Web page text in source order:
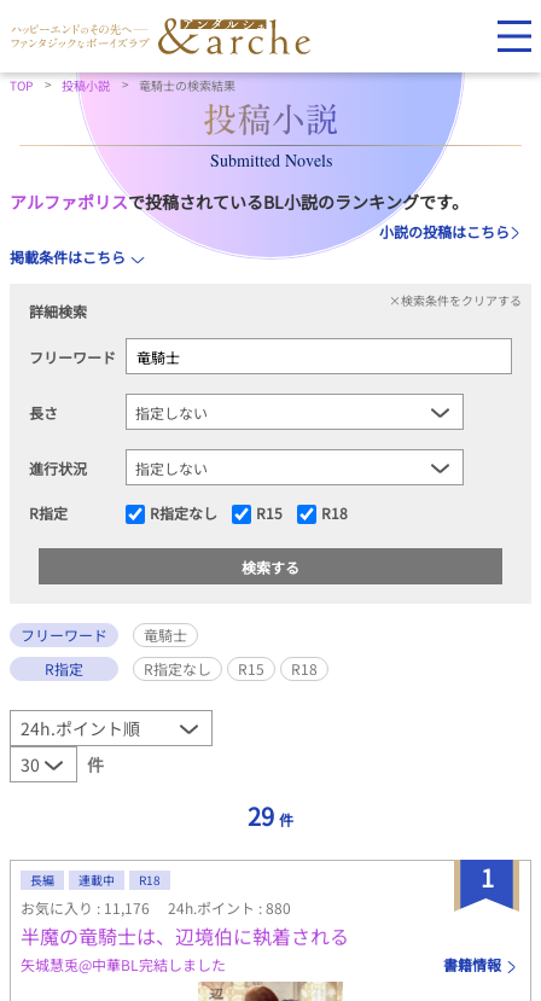
TOP 投稿小説 竜騎士の検索結果
Submitted Novels
アルファポリスで投稿されているBL小説のランキングです。
小説の投稿はこちら
掲載条件はこちら
詳細検索
×検索条件をクリアする
フリーワード
長さ
進行状況
R指定 R指定なし R15 R18
フリーワード
竜騎士
R指定
R指定なし R15 R18
件
29 件
1
長編 連載中 R18
お気に入り : 11,176 24h.ポイント : 880
半魔の竜騎士は、辺境伯に執着される
矢城慧兎@中華BL完結しました 書籍情報